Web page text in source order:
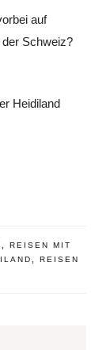
auf
Schweiz?
, REISEN MIT
, REISEN